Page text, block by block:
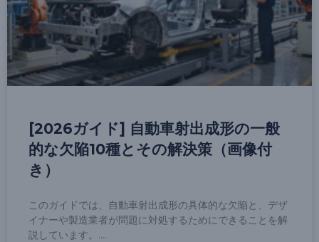
[2026ガイド] 自動車射出成形の一般
的な欠陥10種とその解決策（画像付
き）
このガイドでは、自動車射出成形の具体的な欠陥と、デザ
イナーや製造業者が問題に対処するためにできることを解
説しています。.